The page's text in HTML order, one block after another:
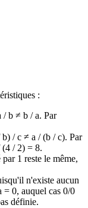
:
b ≠ b / a. Par
/ c ≠ a / (b / c). Par
(4 / 2) = 8.
1 reste le même,
n'existe aucun
0, auquel cas 0/0
définie.